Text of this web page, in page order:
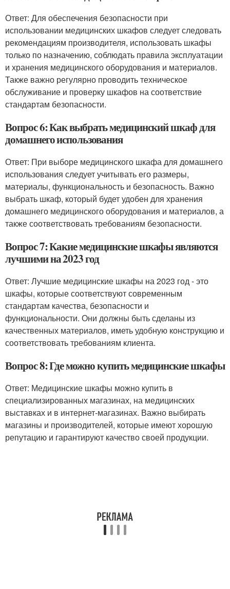
Ответ: Для обеспечения безопасности при
использовании медицинских шкафов следует следовать
рекомендациям производителя, использовать шкафы
только по назначению, соблюдать правила эксплуатации
и хранения медицинского оборудования и материалов.
Также важно регулярно проводить техническое
обслуживание и проверку шкафов на соответствие
стандартам безопасности.
Вопрос 6: Как выбрать медицинский шкаф для
домашнего использования
Ответ: При выборе медицинского шкафа для домашнего
использования следует учитывать его размеры,
материалы, функциональность и безопасность. Важно
выбрать шкаф, который будет удобен для хранения
домашнего медицинского оборудования и материалов, а
также соответствовать требованиям безопасности.
Вопрос 7: Какие медицинские шкафы являются
лучшими на 2023 год
Ответ: Лучшие медицинские шкафы на 2023 год - это
шкафы, которые соответствуют современным
стандартам качества, безопасности и
функциональности. Они должны быть сделаны из
качественных материалов, иметь удобную конструкцию и
соответствовать требованиям клиента.
Вопрос 8: Где можно купить медицинские шкафы
Ответ: Медицинские шкафы можно купить в
специализированных магазинах, на медицинских
выставках и в интернет-магазинах. Важно выбирать
магазины и производителей, которые имеют хорошую
репутацию и гарантируют качество своей продукции.